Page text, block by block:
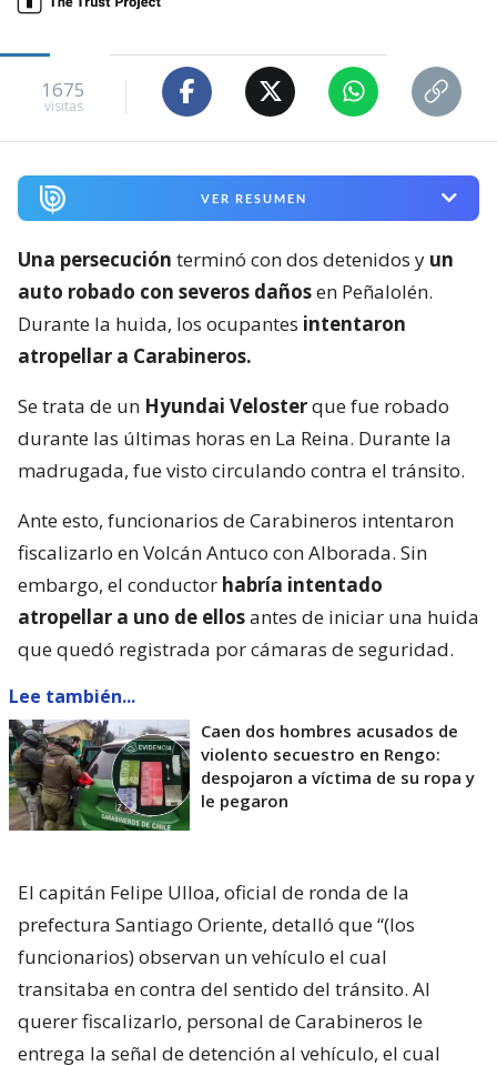
1675
visitas
VER RESUMEN
Una persecución terminó con dos detenidos y un
auto robado con severos dañosen Peñalolén.
Durante la huida, los ocupantes intentaron
atropellar a Carabineros.
Se trata de un Hyundai Velosterque fue robado
durante las últimas horas en La Reina. Durante la
madrugada, fue visto circulando contra el tránsito.
Ante esto, funcionarios de Carabineros intentaron
fiscalizarlo en Volcán Antuco con Alborada. Sin
embargo, el conductor habría intentado
atropellar a uno de ellosantes de iniciar una huida
que quedó registrada por cámaras de seguridad.
Lee también...
Caen dos hombres acusados de
violento secuestro en Rengo:
despojaron a víctima de su ropa y
le pegaron
El capitán Felipe Ulloa, oficial de ronda de la
prefectura Santiago Oriente, detalló que “(los
funcionarios) observan un vehículo el cual
transitaba en contra del sentido del tránsito. Al
querer fiscalizarlo, personal de Carabineros le
entrega la señal de detención al vehículo, el cual